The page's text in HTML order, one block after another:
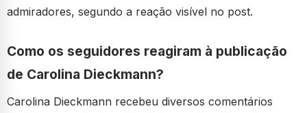
admiradores, segundo a reação visível no post.
Como os seguidores reagiram à publicação
de Carolina Dieckmann?
Carolina Dieckmann recebeu diversos comentários